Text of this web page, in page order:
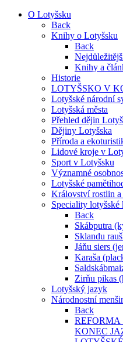
O Lotyšsku
Back
Knihy o Lotyšsku
Back
Knihy a
Historie
LOTYŠSKO V
Lotyšské národní
Lotyšská města
Přehled dějin
Dějiny Lotyšska
Příroda a
Lidové kroje v
Sport v Lotyšsku
Významné
Lotyšské
Království rostlin
Speciality lotyšské
Back
Skábputra
Sklandu
Jáňu siers
Karaša
Zirňu pikas
Lotyšský jazyk
Národnostní
Back
KONEC